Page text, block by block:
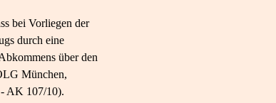
bei Vorliegen der
durch eine
über den
München,
AK 107/10).